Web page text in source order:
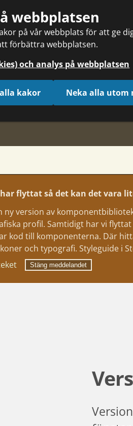
webbplatsen
på vår webbplats för att ge
förbättra webbplatsen.
och analys på webbplatsen
kakor Neka alla utom
flyttat så det kan det vara
ny version av
profil. Samtidigt har vi
kod till komponenterna. Där
och typografi. Styleguide i
Stäng meddelandet